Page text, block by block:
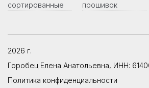
сортированные
прошивок
2026 г.
Горобец Елена Анатольевна, ИНН:
Политика конфиденциальности